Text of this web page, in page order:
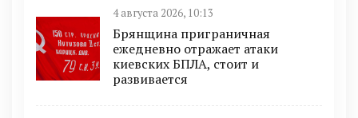
4 августа 2026, 10:13
Брянщина приграничная
ежедневно отражает атаки
киевских БПЛА, стоит и
развивается